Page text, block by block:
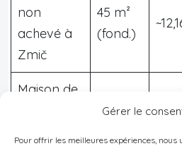
Gérer le
Pour offrir les meilleures expériences, nous
non
achevé à
Zmič
45 m²
(fond.)
Maison de
55 m²